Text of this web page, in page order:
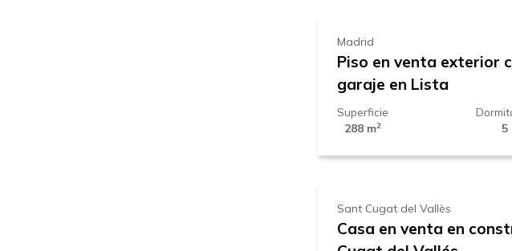
Madrid
Piso en venta exterior
garaje en Lista
Superficie
288 m2
5
2.440.000 €
Sant Cugat del Vallès
Casa en venta en